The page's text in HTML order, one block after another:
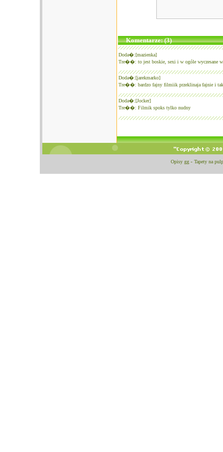
Komentarze: (3)
Doda�:[mazienka]
Tre��: to jest boskie, sexi i w ogóle wyczesane
Doda�:[jarekmarko]
Tre��: bardzo fajny filmiik przeklinaja fajnie i
Doda�:[Jocker]
Tre��: Filmik spoks tylko nudny
Opisy gg - Tapety na